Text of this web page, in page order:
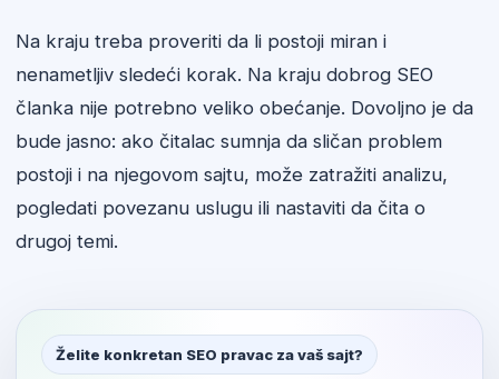
Na kraju treba proveriti da li postoji miran i
nenametljiv sledeći korak. Na kraju dobrog SEO
članka nije potrebno veliko obećanje. Dovoljno je da
bude jasno: ako čitalac sumnja da sličan problem
postoji i na njegovom sajtu, može zatražiti analizu,
pogledati povezanu uslugu ili nastaviti da čita o
drugoj temi.
Želite konkretan SEO pravac za vaš sajt?